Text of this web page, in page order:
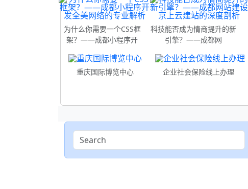
为什么你需要一个CSS框
架？——成都小程序开
科技能否成为情商提升的新
引擎？——成都网
重庆国际博览中心 企业社会保险线上办理